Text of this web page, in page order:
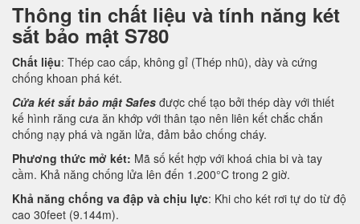
Thông tin chất liệu và tính năng két
sắt bảo mật S780
Chất liệu: Thép cao cấp, không gỉ (Thép nhũ), dày và cứng
chống khoan phá két.
Cửa két sắt bảo mật Safes được chế tạo bởi thép dày với thiết
kế hình răng cưa ăn khớp với thân tạo nên liên kết chắc chắn
chống nạy phá và ngăn lửa, đảm bảo chống cháy.
Phương thức mở két: Mã số kết hợp với khoá chia bi và tay
cầm. Khả năng chống lửa lên đến 1.200°C trong 2 giờ.
Khả năng chống va đập và chịu lực: Khi cho két rơi tự do từ độ
cao 30feet (9.144m).